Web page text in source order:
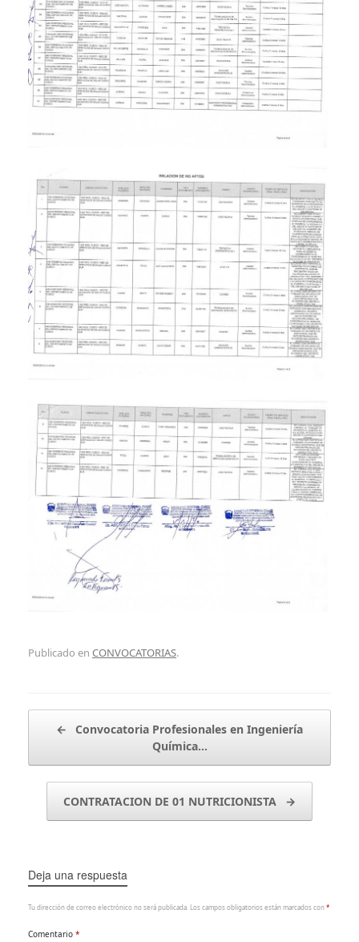
Publicado en CONVOCATORIAS.
Navegador de artículos
←
Convocatoria Profesionales en Ingeniería
Química…
CONTRATACION DE 01 NUTRICIONISTA →
Deja una respuesta
Tu dirección de correo electrónico no será publicada. Los campos obligatorios están marcados con*
Comentario *